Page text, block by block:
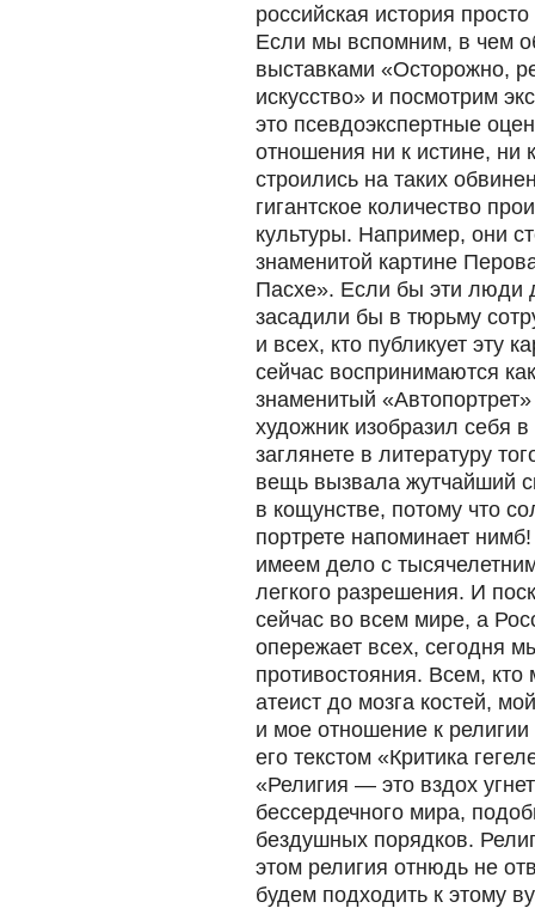
российская история
Если мы вспомним, в чем
выставками «Осторожно,
искусство» и посмотрим
это псевдоэкспертные
отношения ни к истине, ни
строились на таких
гигантское количество
культуры. Например, они
знаменитой картине
Пасхе». Если бы эти люди
засадили бы в тюрьму
и всех, кто публикует эту
сейчас воспринимаются
знаменитый
художник изобразил себя
заглянете в литературу
вещь вызвала жутчайший
в кощунстве, потому что
портрете напоминает
имеем дело с
легкого разрешения. И
сейчас во всем мире, а
опережает всех, сегодня
противостояния. Всем, кто
атеист до мозга костей,
и мое отношение к
его текстом «Критика
«Религия — это вздох
бессердечного мира,
бездушных порядков.
этом религия отнюдь не
будем подходить к этому